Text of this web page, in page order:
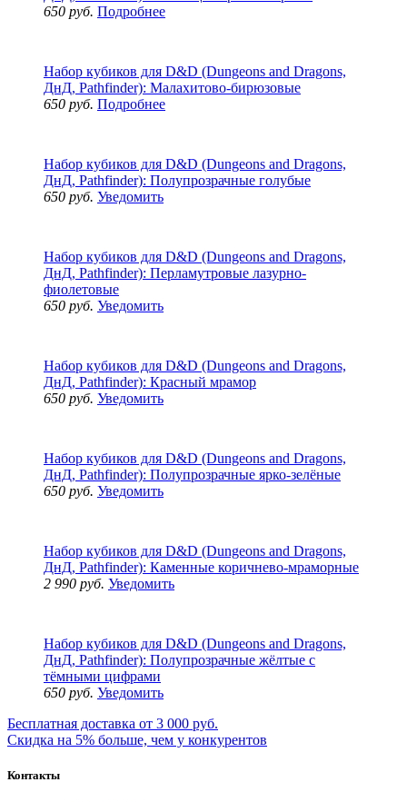
650 руб. Подробнее
Набор кубиков для D&D (Dungeons and Dragons,
ДнД, Pathfinder): Малахитово-бирюзовые
650 руб. Подробнее
Набор кубиков для D&D (Dungeons and Dragons,
ДнД, Pathfinder): Полупрозрачные голубые
650 руб. Уведомить
Набор кубиков для D&D (Dungeons and Dragons,
ДнД, Pathfinder): Перламутровые лазурно-
фиолетовые
650 руб. Уведомить
Набор кубиков для D&D (Dungeons and Dragons,
ДнД, Pathfinder): Красный мрамор
650 руб. Уведомить
Набор кубиков для D&D (Dungeons and Dragons,
ДнД, Pathfinder): Полупрозрачные ярко-зелёные
650 руб. Уведомить
Набор кубиков для D&D (Dungeons and Dragons,
ДнД, Pathfinder): Каменные коричнево-мраморные
2 990 руб. Уведомить
Набор кубиков для D&D (Dungeons and Dragons,
ДнД, Pathfinder): Полупрозрачные жёлтые с
тёмными цифрами
650 руб. Уведомить
Бесплатная доставка от 3 000 руб.
Скидка на 5% больше, чем у конкурентов
Контакты